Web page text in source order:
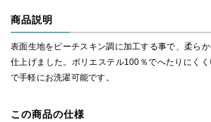
商品説明
表面生地をピーチスキン調に加工する事で、柔ら
仕上げました。ポリエステル100％でへたりにく
で手軽にお洗濯可能です。
この商品の仕様